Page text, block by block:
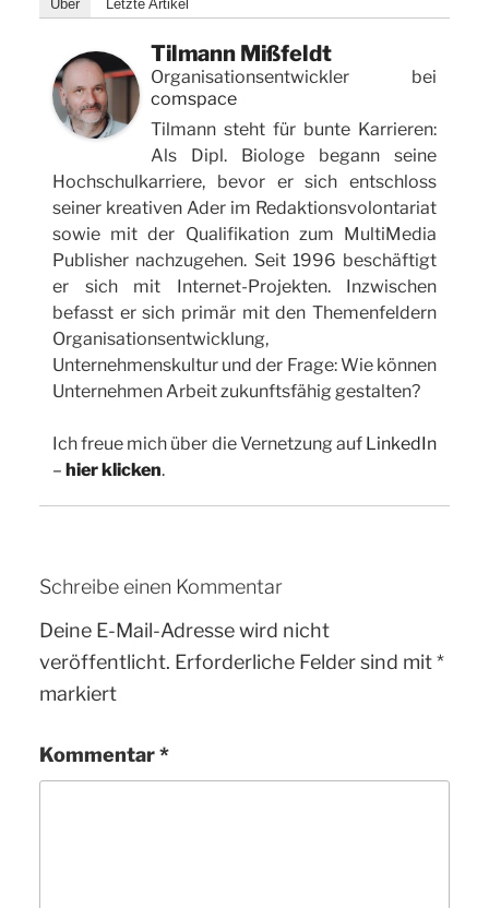
Über Letzte Artikel
Tilmann Mißfeldt
Organisationsentwickler bei
comspace
Tilmann steht für bunte Karrieren:
Als Dipl. Biologe begann seine
Hochschulkarriere, bevor er sich entschloss
seiner kreativen Ader im Redaktionsvolontariat
sowie mit der Qualifikation zum MultiMedia
Publisher nachzugehen. Seit 1996 beschäftigt
er sich mit Internet-Projekten. Inzwischen
befasst er sich primär mit den Themenfeldern
Organisationsentwicklung,
Unternehmenskultur und der Frage: Wie können
Unternehmen Arbeit zukunftsfähig gestalten?
Ich freue mich über die Vernetzung auf LinkedIn
– hier klicken.
Schreibe einen Kommentar
Deine E-Mail-Adresse wird nicht
veröffentlicht. Erforderliche Felder sind mit*
markiert
Kommentar*